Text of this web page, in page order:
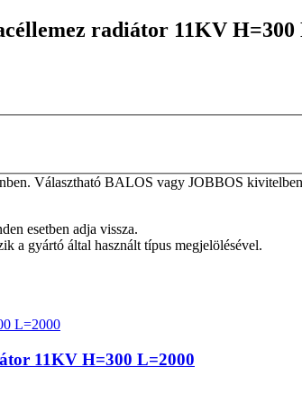
radiátor 11KV H=300
Választható BALOS vagy JOBBOS
esetben adja vissza.
a gyártó által használt típus megjelölésével.
11KV H=300 L=2000